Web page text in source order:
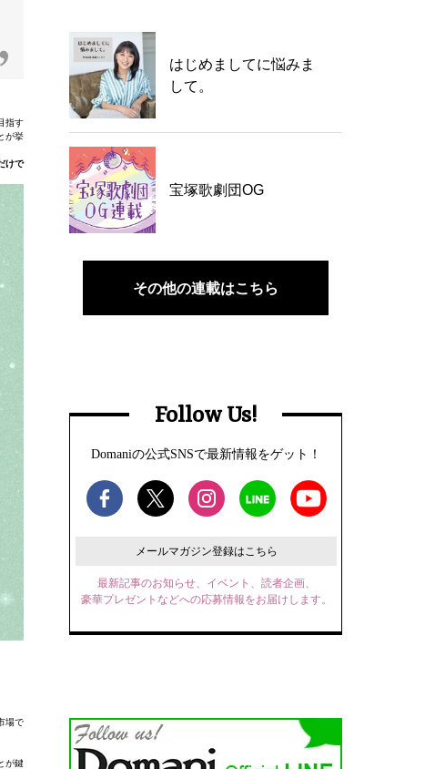
指す
が挙
けで
場で
が鍵
はじめましてに悩みま
して。
宝塚歌劇団OG
その他の連載はこちら
Follow Us!
Domaniの公式SNSで最新情報をゲット！
メールマガジン登録はこちら
最新記事のお知らせ、イベント、読者企画、
豪華プレゼントなどへの応募情報をお届けします。